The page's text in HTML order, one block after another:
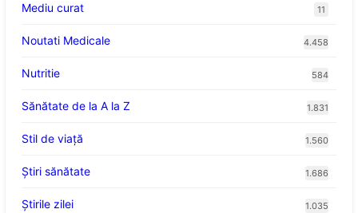
Mediu curat 11
Noutati Medicale 4.458
Nutritie 584
Sănătate de la A la Z 1.831
Stil de viaţă 1.560
Ştiri sănătate 1.686
Știrile zilei 1.035